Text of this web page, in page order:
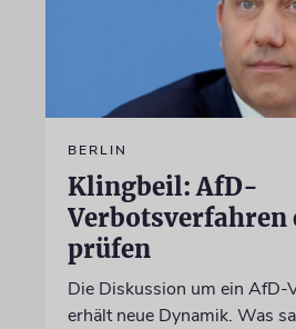
BERLIN
Klingbeil: AfD-
prüfen
Die Diskussion um ein AfD-
erhält neue Dynamik. Was